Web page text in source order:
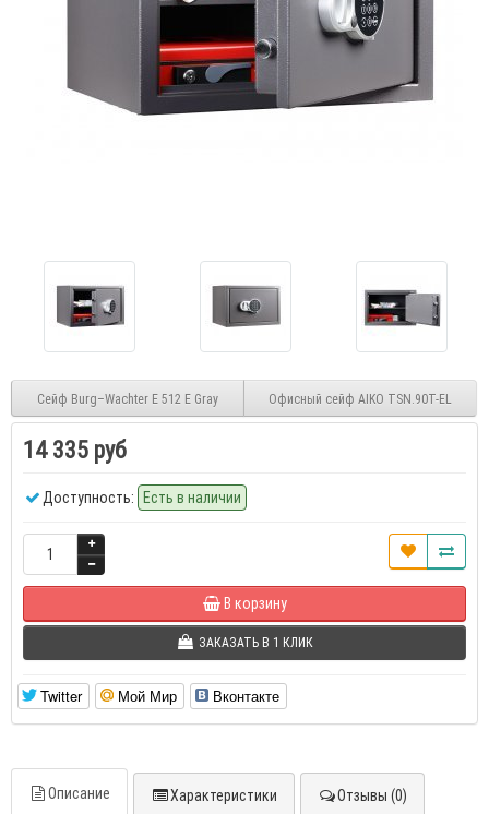
Сейф Burg–Wachter E 512 E Gray Офисный сейф AIKO TSN.90T-EL
14 335 руб
Доступность: Есть в наличии
В корзину
ЗАКАЗАТЬ В 1 КЛИК
Twitter Мой Мир Вконтакте
Описание Характеристики Отзывы (0)